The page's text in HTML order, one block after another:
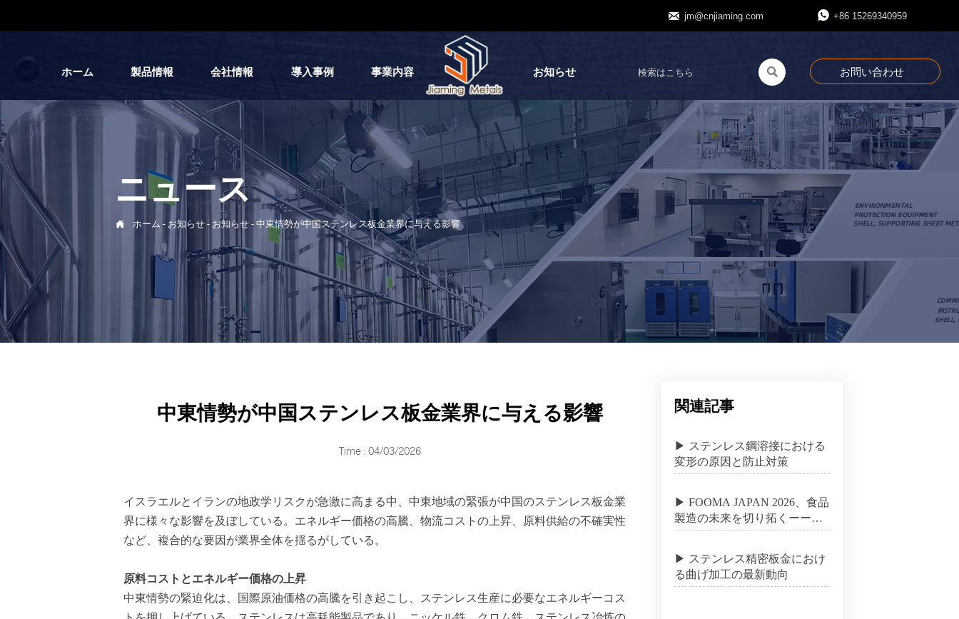
 jm@cnjiaming.com  +86 15269340959
ホーム 製品情報 会社情報 導入事例 事業内容 お知らせ  お問い合わせ
ニュース
 ホーム - お知らせ - お知らせ -中東情勢が中国ステンレス板金業界に与える影響
中東情勢が中国ステンレス板金業界に与える影響
Time : 04/03/2026
イスラエルとイランの地政学リスクが急激に高まる中、中東地域の緊張が中国のステンレス板金業
界に様々な影響を及ぼしている。エネルギー価格の高騰、物流コストの上昇、原料供給の不確実性
など、複合的な要因が業界全体を揺るがしている。
原料コストとエネルギー価格の上昇
中東情勢の緊迫化は、国際原油価格の高騰を引き起こし、ステンレス生産に必要なエネルギーコス
関連記事
▶ ステンレス鋼溶接における
変形の原因と防止対策
▶ FOOMA JAPAN 2026、食品
製造の未来を切り拓くーー変
革の時、ここにあり
▶ ステンレス精密板金におけ
る曲げ加工の最新動向